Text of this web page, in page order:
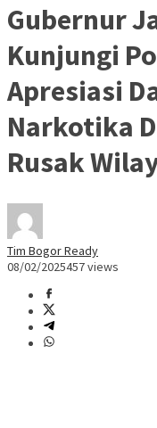
Gubernur
Kunjungi
Apresiasi
Narkotika
Rusak
Tim Bogor Ready
08/02/2025457 views